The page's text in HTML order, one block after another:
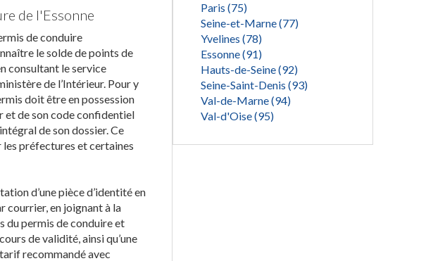
de l'Essonne
de conduire
le solde de points de
consultant le service
de l’Intérieur. Pour y
doit être en possession
et de son code confidentiel
de son dossier. Ce
préfectures et certaines
d’une pièce d’identité en
courrier, en joignant à la
du permis de conduire et
de validité, ainsi qu’une
recommandé avec
Paris (75)
Seine-et-Marne (77)
Yvelines (78)
Essonne (91)
Hauts-de-Seine (92)
Seine-Saint-Denis (93)
Val-de-Marne (94)
Val-d'Oise (95)